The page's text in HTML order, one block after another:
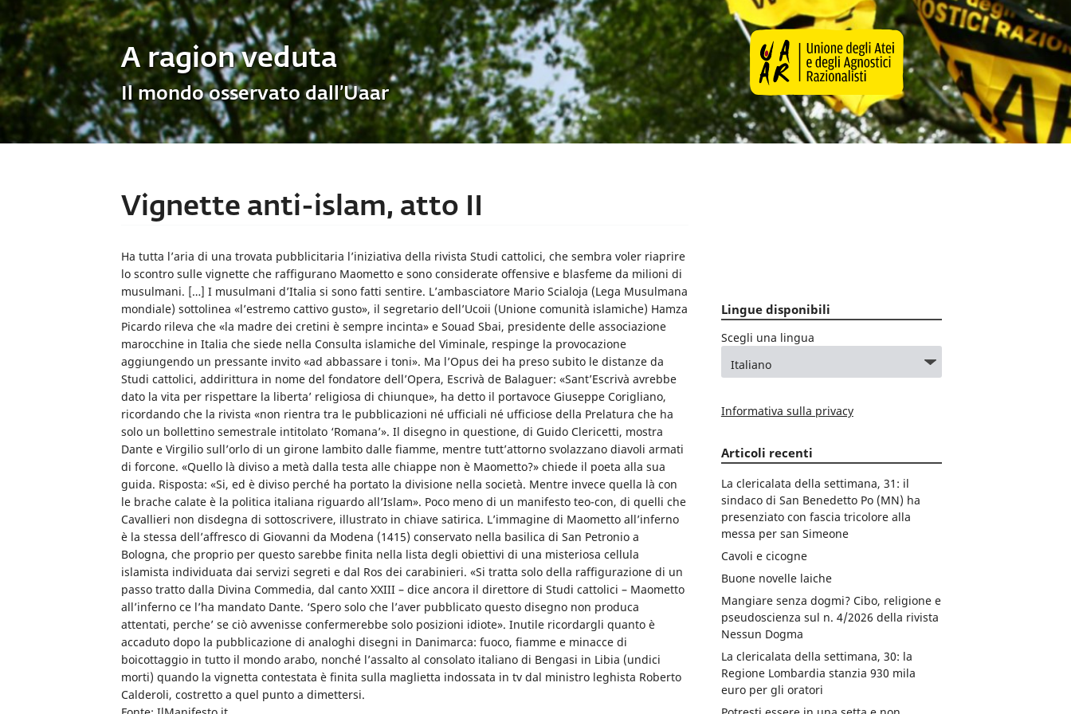
A ragion veduta
Il mondo osservato dall’Uaar
Vignette anti-islam, atto II
Ha tutta l’aria di una trovata pubblicitaria l’iniziativa della rivista Studi cattolici, che sembra voler riaprire
lo scontro sulle vignette che raffigurano Maometto e sono considerate offensive e blasfeme da milioni di
musulmani. […] I musulmani d’Italia si sono fatti sentire. L’ambasciatore Mario Scialoja (Lega Musulmana
mondiale) sottolinea «l’estremo cattivo gusto», il segretario dell’Ucoii (Unione comunità islamiche) Hamza
Picardo rileva che «la madre dei cretini è sempre incinta» e Souad Sbai, presidente delle associazione
marocchine in Italia che siede nella Consulta islamiche del Viminale, respinge la provocazione
aggiungendo un pressante invito «ad abbassare i toni». Ma l’Opus dei ha preso subito le distanze da
Studi cattolici, addirittura in nome del fondatore dell’Opera, Escrivà de Balaguer: «Sant’Escrivà avrebbe
dato la vita per rispettare la liberta’ religiosa di chiunque», ha detto il portavoce Giuseppe Corigliano,
ricordando che la rivista «non rientra tra le pubblicazioni né ufficiali né ufficiose della Prelatura che ha
solo un bollettino semestrale intitolato ‘Romana’». Il disegno in questione, di Guido Clericetti, mostra
Dante e Virgilio sull’orlo di un girone lambito dalle fiamme, mentre tutt’attorno svolazzano diavoli armati
di forcone. «Quello là diviso a metà dalla testa alle chiappe non è Maometto?» chiede il poeta alla sua
guida. Risposta: «Si, ed è diviso perché ha portato la divisione nella società. Mentre invece quella là con
le brache calate è la politica italiana riguardo all’Islam». Poco meno di un manifesto teo-con, di quelli che
Cavallieri non disdegna di sottoscrivere, illustrato in chiave satirica. L’immagine di Maometto all’inferno
è la stessa dell’affresco di Giovanni da Modena (1415) conservato nella basilica di San Petronio a
Bologna, che proprio per questo sarebbe finita nella lista degli obiettivi di una misteriosa cellula
islamista individuata dai servizi segreti e dal Ros dei carabinieri. «Si tratta solo della raffigurazione di un
passo tratto dalla Divina Commedia, dal canto XXIII – dice ancora il direttore di Studi cattolici – Maometto
all’inferno ce l’ha mandato Dante. ‘Spero solo che l’aver pubblicato questo disegno non produca
attentati, perche’ se ciò avvenisse confermerebbe solo posizioni idiote». Inutile ricordargli quanto è
accaduto dopo la pubblicazione di analoghi disegni in Danimarca: fuoco, fiamme e minacce di
boicottaggio in tutto il mondo arabo, nonché l’assalto al consolato italiano di Bengasi in Libia (undici
morti) quando la vignetta contestata è finita sulla maglietta indossata in tv dal ministro leghista Roberto
Calderoli, costretto a quel punto a dimettersi.
Lingue disponibili
Scegli una lingua
Informativa sulla privacy
Articoli recenti
La clericalata della settimana, 31: il
sindaco di San Benedetto Po (MN) ha
presenziato con fascia tricolore alla
messa per san Simeone
Cavoli e cicogne
Buone novelle laiche
Mangiare senza dogmi? Cibo, religione e
pseudoscienza sul n. 4/2026 della rivista
Nessun Dogma
La clericalata della settimana, 30: la
Regione Lombardia stanzia 930 mila
euro per gli oratori